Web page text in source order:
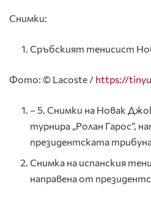
Снимки:
Сръбският тенисист
Фото: © Lacoste / https://
– 5. Снимки на Новак
турнира „Ролан Гарос“,
президентската
Снимка на испанския
направена от